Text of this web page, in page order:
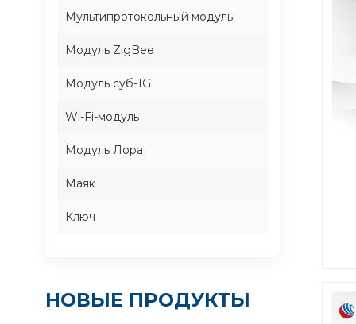
Мультипротокольный модуль
Модуль ZigBee
Модуль суб-1G
Wi-Fi-модуль
Модуль Лора
Маяк
Ключ
НОВЫЕ ПРОДУКТЫ